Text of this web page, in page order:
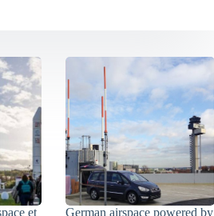
et
German airspace powered by